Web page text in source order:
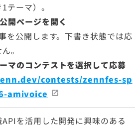
テーマ）。
開ページを開く
を公開します。下書き状態では応
。
マのコンテストを選択して応募
contests/zennfes-sp
amivoice
APIを活用した開発に興味のある